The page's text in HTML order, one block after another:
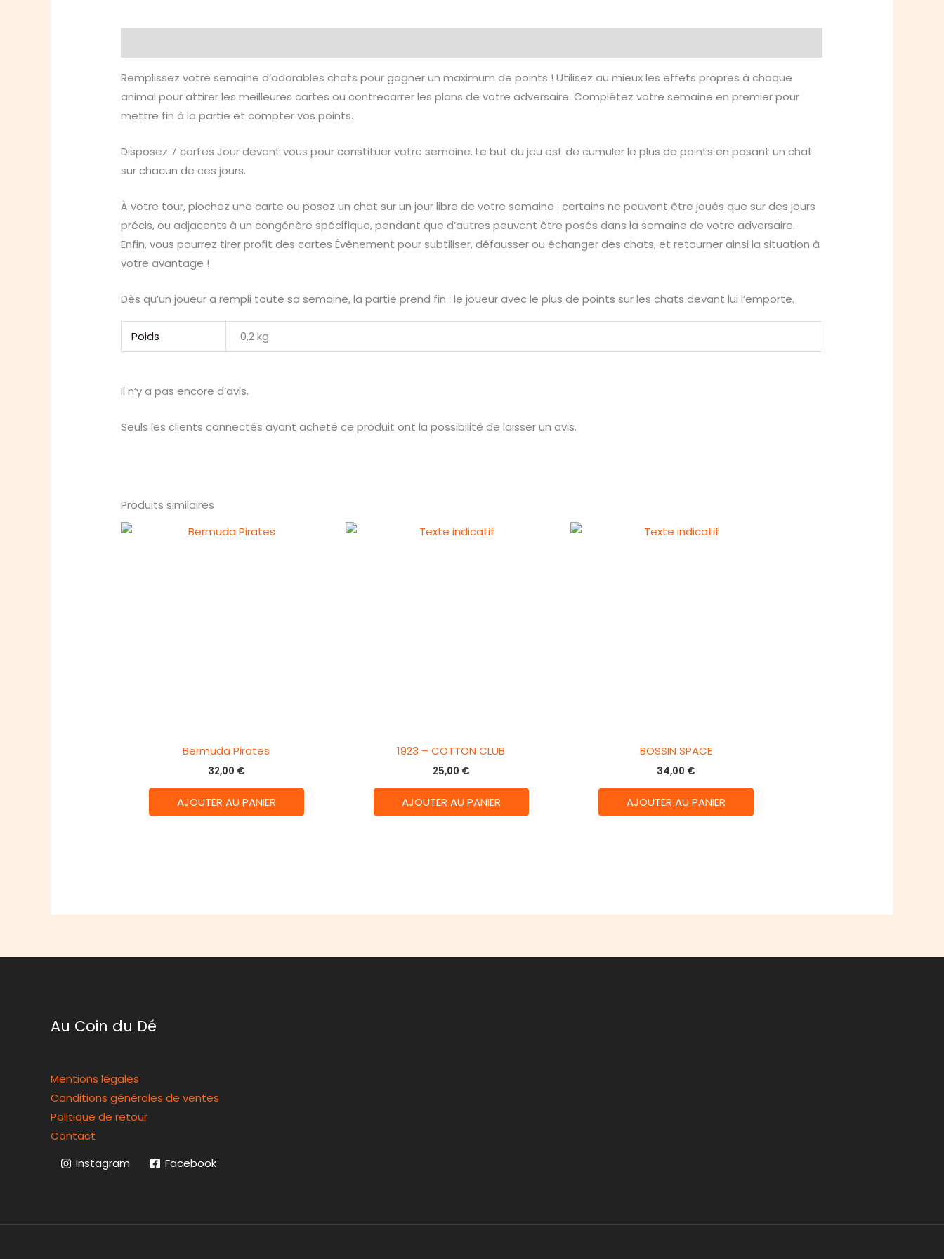
Remplissez votre semaine d’adorables chats pour gagner un maximum de points ! Utilisez au mieux les effets propres à chaque
animal pour attirer les meilleures cartes ou contrecarrer les plans de votre adversaire. Complétez votre semaine en premier pour
mettre fin à la partie et compter vos points.
Disposez 7 cartes Jour devant vous pour constituer votre semaine. Le but du jeu est de cumuler le plus de points en posant un chat
sur chacun de ces jours.
À votre tour, piochez une carte ou posez un chat sur un jour libre de votre semaine : certains ne peuvent être joués que sur des jours
précis, ou adjacents à un congénère spécifique, pendant que d’autres peuvent être posés dans la semaine de votre adversaire.
Enfin, vous pourrez tirer profit des cartes Événement pour subtiliser, défausser ou échanger des chats, et retourner ainsi la situation à
votre avantage !
Dès qu’un joueur a rempli toute sa semaine, la partie prend fin : le joueur avec le plus de points sur les chats devant lui l’emporte.
Poids 0,2 kg
Il n’y a pas encore d’avis.
Seuls les clients connectés ayant acheté ce produit ont la possibilité de laisser un avis.
Produits similaires
Bermuda Pirates
32,00 €
AJOUTER AU PANIER
1923 – COTTON CLUB
25,00 €
AJOUTER AU PANIER
BOSSIN SPACE
34,00 €
AJOUTER AU PANIER
Au Coin du Dé
Mentions légales
Conditions générales de ventes
Politique de retour
Contact
Instagram
Facebook